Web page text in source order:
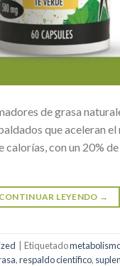
de grasa
que aceleran
calorías, con un 20%
CONTINUAR LEYENDO →
Etiquetado
,respaldo científico,